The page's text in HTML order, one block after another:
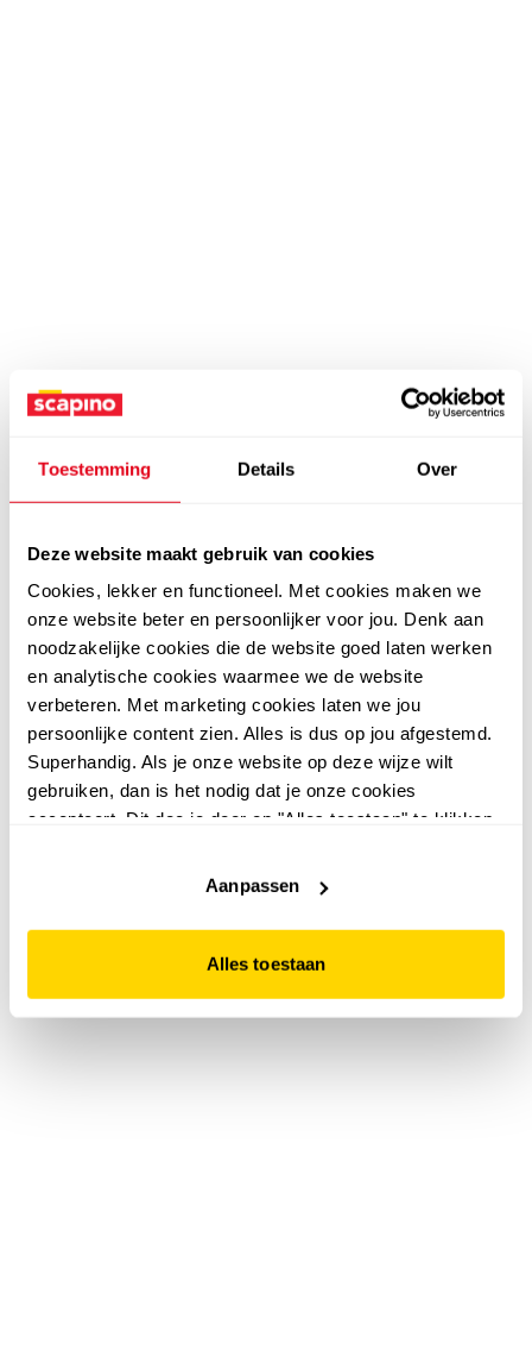
Toestemming Details Over
Deze website maakt gebruik van cookies
Cookies, lekker en functioneel. Met cookies maken we
onze website beter en persoonlijker voor jou. Denk aan
noodzakelijke cookies die de website goed laten werken
en analytische cookies waarmee we de website
verbeteren. Met marketing cookies laten we jou
persoonlijke content zien. Alles is dus op jou afgestemd.
Superhandig. Als je onze website op deze wijze wilt
gebruiken, dan is het nodig dat je onze cookies
accepteert. Dit doe je door op "Alles toestaan" te klikken.
website niet optimaal functioneert.
Aanpassen
Alles toestaan